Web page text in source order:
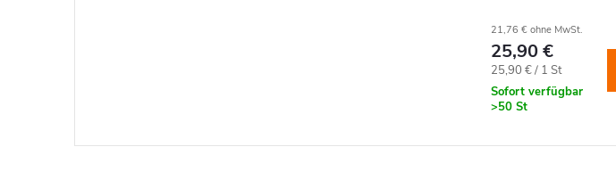
21,76 € ohne MwSt.
25,90 €
Verkaufspreis:
25,90 € / 1 St
Sofort verfügbar
>50 St